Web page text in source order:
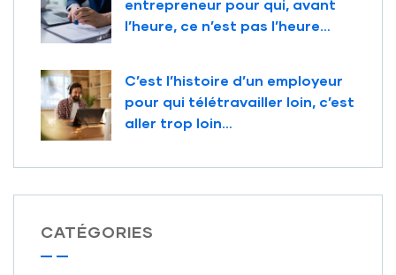
entrepreneur pour qui, avant
l’heure, ce n’est pas l’heure…
C’est l’histoire d’un employeur
pour qui télétravailler loin, c’est
aller trop loin…
CATÉGORIES